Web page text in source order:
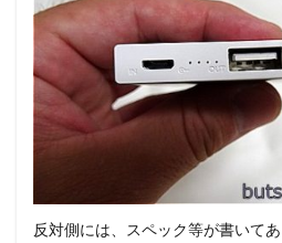
反対側には、スペック等が書いてあ